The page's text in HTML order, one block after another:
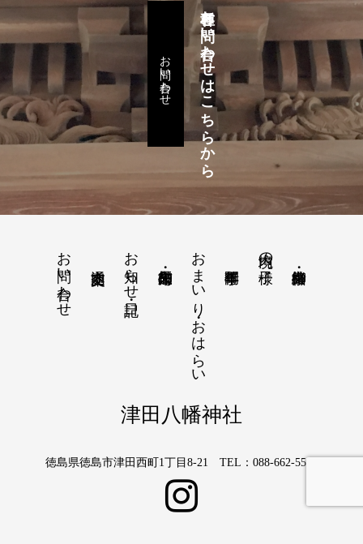
各種お問い合わせはこちらから
お問い合わせ
境内の様子
おまいり・おはらい
お知らせ・日記
お問い合わせ
津田八幡神社
徳島県徳島市津田西町1丁目8-21 TEL：088-662-5566